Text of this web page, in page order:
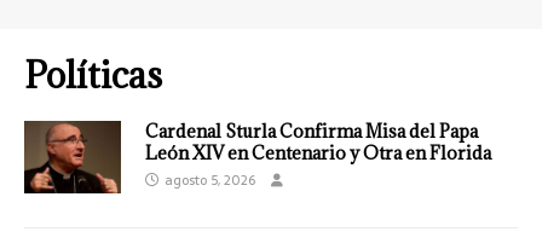
Políticas
Cardenal Sturla Confirma Misa del Papa
León XIV en Centenario y Otra en Florida
agosto 5, 2026